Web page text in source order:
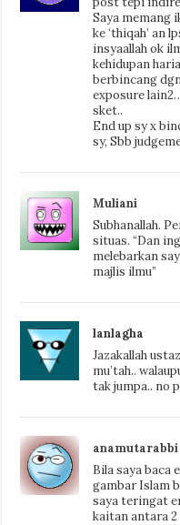
Saya memang
ke ‘thiqah’ an
insyaallah ok
kehidupan
berbincang
exposure
sket..
End up sy x
sy, Sbb
Muliani
Subhanallah.
situas. “Dan
melebarkan
majlis ilmu”
lanlagha
Jazakallah
mu’tah..
tak jumpa.. no
anamutarabbi
Bila saya baca
gambar Islam
saya teringat
kaitan antara 2